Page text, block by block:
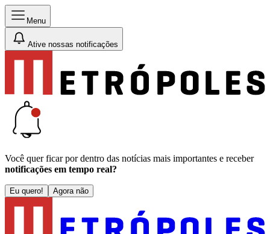
Menu
Ative nossas notificações
Você quer ficar por dentro das notícias mais importantes e receber
notificações em tempo real?
Eu quero! Agora não